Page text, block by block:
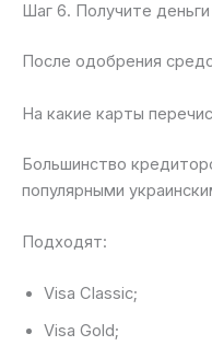
Шаг 6. Получите деньги
После одобрения
На какие карты
Большинство
популярными
Подходят:
Visa Classic;
Visa Gold;